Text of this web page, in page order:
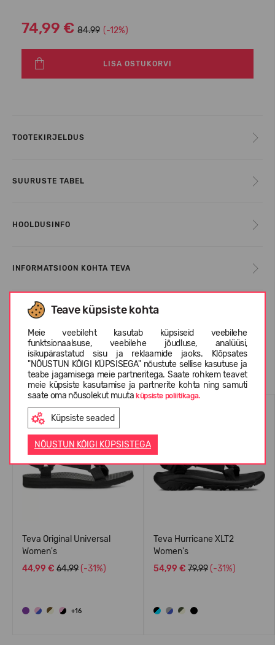
Teave küpsiste kohta
Meie veebileht kasutab küpsiseid veebilehe
funktsionaalsuse, veebilehe jõudluse, analüüsi,
isikupärastatud sisu ja reklaamide jaoks. Klõpsates
"NÕUSTUN KÕIGI KÜPSISEGA" nõustute sellise kasutuse ja
teabe jagamisega meie partneritega. Saate rohkem teavet
meie küpsiste kasutamise ja partnerite kohta ning samuti
saate oma nõusolekut muutaküpsiste poliitikaga.
Küpsiste seaded
NÕUSTUN KÕIGI KÜPSISTEGA
74,99 € 84.99 (-12%)
LISA OSTUKORVI
TOOTEKIRJELDUS
SUURUSTE TABEL
HOOLDUSINFO
INFORMATSIOON KOHTA TEVA
KLIENTIDE ARVUSTUSED (0)
Sarnased tooted
Teva Original Universal
Women's
44,99 € 64.99 (-31%)
+16
Teva Hurricane XLT2
Women's
54,99 € 79.99 (-31%)